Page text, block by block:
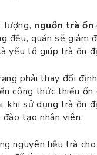
lượng, nguồn trà ổn
đều, quán sẽ giảm
yếu tố giúp trà ổn
phải thay đổi
công thức thiếu
khi sử dụng trà ổn
tạo nhân viên.
nguyên liệu trà